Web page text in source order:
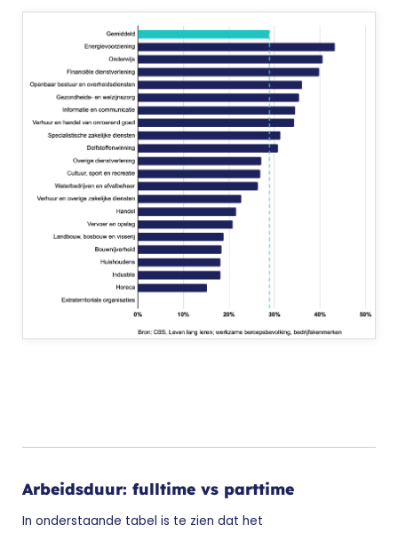
Arbeidsduur: fulltime vs parttime
In onderstaande tabel is te zien dat het